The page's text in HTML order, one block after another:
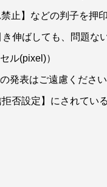
】などの判子を押
伸ばしても、問題な
ル(pixel)）
発表はご遠慮ください
否設定】にされて